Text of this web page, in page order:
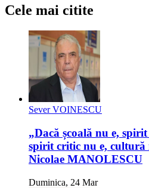
Cele mai citite
Sever VOINESCU
„Dacă școală nu e,
spirit critic nu e, cultură
Nicolae MANOLESCU
Duminica, 24 Mar